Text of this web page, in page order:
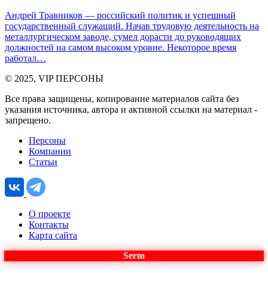
Андрей Травников — российский политик и успешный
государственный служащий. Начав трудовую деятельность на
металлургическом заводе, сумел дорасти до руководящих
должностей на самом высоком уровне. Некоторое время
работал…
© 2025, VIP ПЕРСОНЫ
Все права защищены, копирование материалов сайта без
указания источника, автора и активной ссылки на материал -
запрещено.
Персоны
Компании
Статьи
О проекте
Контакты
Карта сайта
Serm